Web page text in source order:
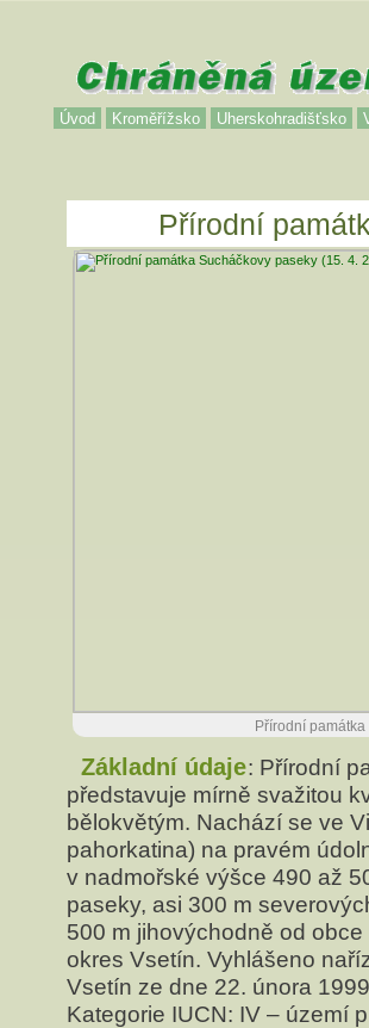
Úvod Kroměřížsko Uherskohradišťsko
Přírodní
Přírodní
Základní údaje: Přírodní
představuje mírně svažitou
bělokvětým. Nachází se ve
pahorkatina) na pravém
v nadmořské výšce 490 až
paseky, asi 300 m
500 m jihovýchodně od
okres Vsetín. Vyhlášeno
Vsetín ze dne 22. února
Kategorie IUCN: IV – území